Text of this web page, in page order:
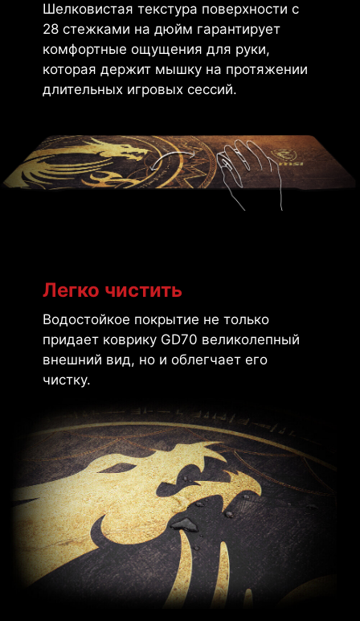
Шелковистая текстура поверхности с
28 стежками на дюйм гарантирует
комфортные ощущения для руки,
которая держит мышку на протяжении
длительных игровых сессий.
Легко чистить
Водостойкое покрытие не только
придает коврику GD70 великолепный
внешний вид, но и облегчает его
чистку.